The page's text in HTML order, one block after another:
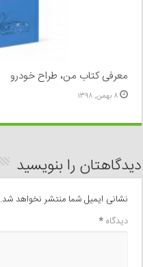
معرفی کتاب من، طراح خودرو
۸ بهمن, ۱۳۹۸
دیدگاهتان را بنویسید
نشانی ایمیل شما منتشر نخواهد شد.
دیدگاه*